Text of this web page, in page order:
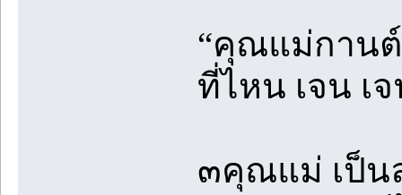
“คุณแม่กานต์
ที่ไหน เจน เจ
๓คุณแม่ เป็น